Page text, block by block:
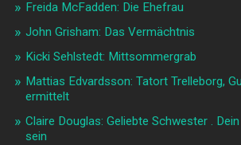
Freida McFadden: Die Ehefrau
John Grisham: Das Vermächtnis
Kicki Sehlstedt: Mittsommergrab
Mattias Edvardsson: Tatort Trelleborg,
ermittelt
Claire Douglas: Geliebte Schwester .
sein